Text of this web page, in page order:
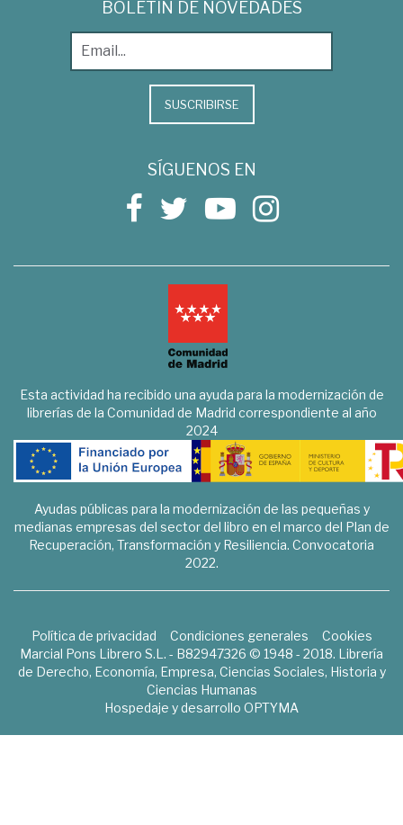
BOLETÍN DE NOVEDADES
SUSCRIBIRSE
SÍGUENOS EN
Esta actividad ha recibido una ayuda para la modernización de
librerías de la Comunidad de Madrid correspondiente al año
2024
Ayudas públicas para la modernización de las pequeñas y
medianas empresas del sector del libro en el marco del Plan de
Recuperación, Transformación y Resiliencia. Convocatoria
2022.
Política de privacidad Condiciones generales
Cookies
Marcial Pons Librero S.L. - B82947326 © 1948 - 2018. Librería
de Derecho, Economía, Empresa, Ciencias Sociales, Historia y
Ciencias Humanas
Hospedaje y desarrollo OPTYMA